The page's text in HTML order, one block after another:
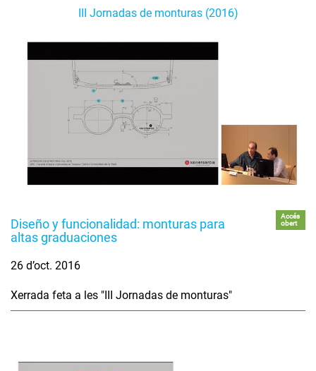
III Jornadas de monturas (2016)
Diseño y funcionalidad: monturas para
altas graduaciones
Accés
obert
26 d’oct. 2016
Xerrada feta a les "III Jornadas de monturas"